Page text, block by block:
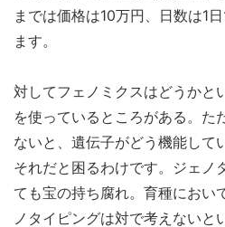
までは価格は10万円、日数は1
ます。
対してフェノミクスはどうかと
を使っているところがある。た
ないと、遺伝子がどう機能して
それだと困るわけです。ジェノ
ても宝の持ち腐れ。育種におい
ノタイピングは対で考えないと